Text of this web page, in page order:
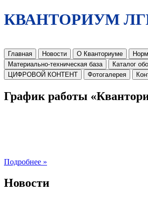
КВАНТОРИУМ
Главная Новости О Кванториуме
Материально-техническая база
Каталог
ЦИФРОВОЙ КОНТЕНТ
Фотогалерея
График работы
Подробнее »
Новости